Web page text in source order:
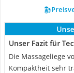
Unser Fazit für
Die Massageliege
Kompaktheit sehr